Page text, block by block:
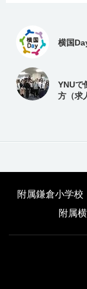
横国
YNUで
方（求
附属鎌倉小学校
附属